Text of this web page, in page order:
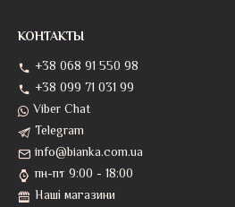
КОНТАКТЫ
+38 068 91 550 98
+38 099 71 031 99
Viber Chat
Telegram
info@bianka.com.ua
пн-пт 9:00 - 18:00
Наші магазини